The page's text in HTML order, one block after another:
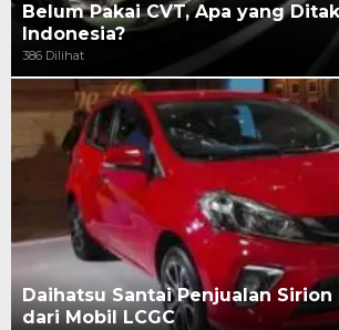
Belum Pakai CVT, Apa yang
Indonesia?
386 Dilihat
Daihatsu Santai Penjualan Sirion
dari Mobil LCGC